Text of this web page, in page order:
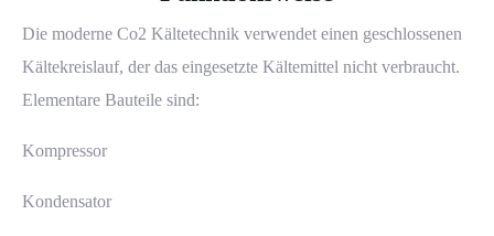
Die moderne Co2 Kältetechnik verwendet einen geschlossenen
Kältekreislauf, der das eingesetzte Kältemittel nicht verbraucht.
Elementare Bauteile sind:
Kompressor
Kondensator